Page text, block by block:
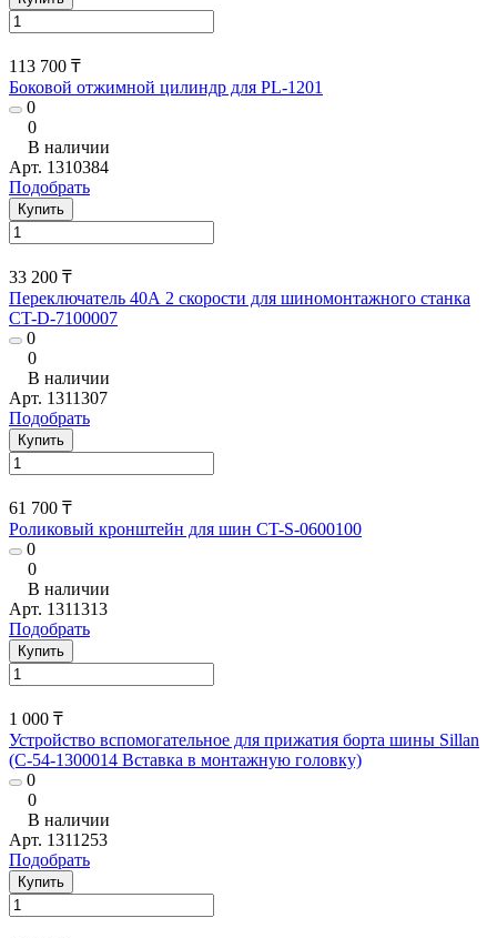
113 700 ₸
Боковой отжимной цилиндр для PL-1201
0
0
В наличии
Арт. 1310384
Подобрать
Купить
33 200 ₸
Переключатель 40А 2 скорости для шиномонтажного станка
CT-D-7100007
0
0
В наличии
Арт. 1311307
Подобрать
Купить
61 700 ₸
Роликовый кронштейн для шин CT-S-0600100
0
0
В наличии
Арт. 1311313
Подобрать
Купить
1 000 ₸
Устройство вспомогательное для прижатия борта шины Sillan
(С-54-1300014 Вставка в монтажную головку)
0
0
В наличии
Арт. 1311253
Подобрать
Купить